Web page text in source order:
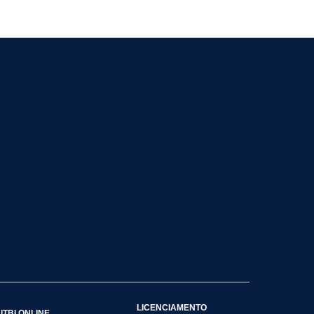
LICENCIAMENTO